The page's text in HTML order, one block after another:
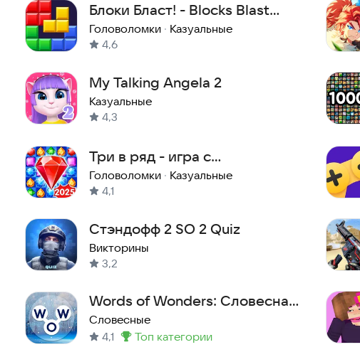
Блоки Бласт! - Blocks Blast
Puzzle
Головоломки · Казуальные
4,6
My Talking Angela 2
Казуальные
4,3
Три в ряд - игра с
драгоценными камнями
Головоломки · Казуальные
4,1
Стэндофф 2 SO 2 Quiz
Викторины
3,2
Words of Wonders: Словесная
головоломка, кроссворд
Словесные
4,1
Метка :
топ категории